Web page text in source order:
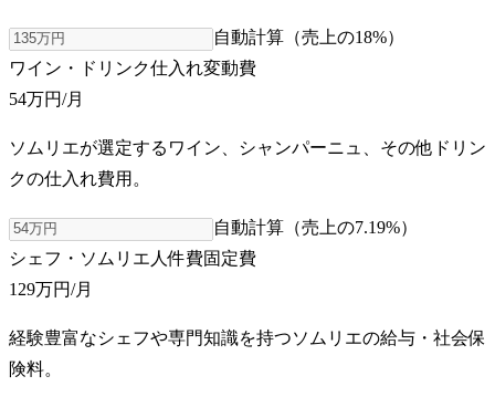
自動計算（売上の18%）
ワイン・ドリンク仕入れ変動費
54万円/月
ソムリエが選定するワイン、シャンパーニュ、その他ドリン
クの仕入れ費用。
自動計算（売上の7.19%）
シェフ・ソムリエ人件費固定費
129万円/月
経験豊富なシェフや専門知識を持つソムリエの給与・社会保
険料。